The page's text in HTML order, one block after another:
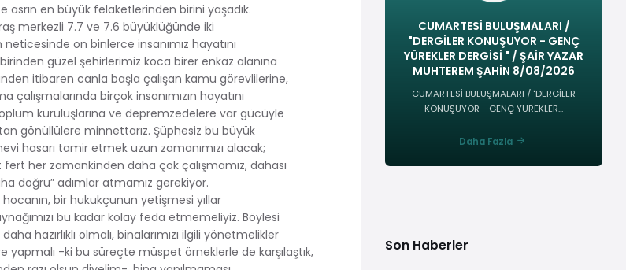
asrın en büyük felaketlerinden birini yaşadık.
merkezli 7.7 ve 7.6 büyüklüğünde iki
on binlerce insanımız hayatını
güzel şehirlerimiz koca birer enkaz alanına
itibaren canla başla çalışan kamu görevlilerine,
çalışmalarında birçok insanımızın hayatını
kuruluşlarına ve depremzedelere var gücüyle
gönüllülere minnettarız. Şüphesiz bu büyük
hasarı tamir etmek uzun zamanımızı alacak;
fert her zamankinden daha çok çalışmamız, dahası
doğru” adımlar atmamız gerekiyor.
bir hukukçunun yetişmesi yıllar
bu kadar kolay feda etmemeliyiz. Böylesi
hazırlıklı olmalı, binalarımızı ilgili yönetmelikler
yapmalı -ki bu süreçte müspet örneklerle de karşılaştık,
CUMARTESİ BULUŞMALARI /
"DERGİLER KONUŞUYOR - GENÇ
YÜREKLER DERGİSİ " / ŞAİR YAZAR
MUHTEREM ŞAHİN 8/08/2026
CUMARTESİ BULUŞMALARI / "DERGİLER
KONUŞUYOR - GENÇ YÜREKLER...
Daha Fazla
Son Haberler